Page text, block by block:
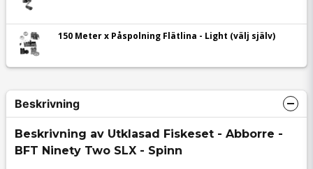
150 Meter x Påspolning Flätlina - Light (välj själv)
Beskrivning
Beskrivning av Utklasad Fiskeset - Abborre -
BFT Ninety Two SLX - Spinn